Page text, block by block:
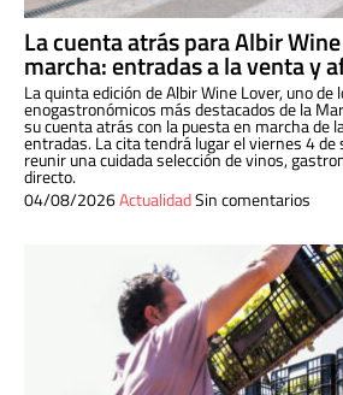
La cuenta atrás para Albir
marcha: entradas a la venta y
La quinta edición de Albir Wine Lover, uno de
enogastronómicos más destacados de la
su cuenta atrás con la puesta en marcha de
entradas. La cita tendrá lugar el viernes 4
reunir una cuidada selección de vinos,
directo.
04/08/2026ActualidadSin comentarios